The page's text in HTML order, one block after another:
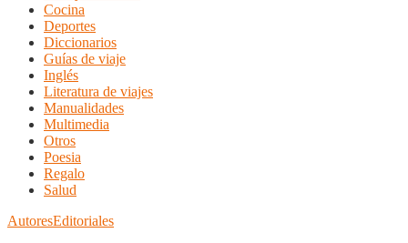
Cocina
Deportes
Diccionarios
Guías de viaje
Inglés
Literatura de viajes
Manualidades
Multimedia
Otros
Poesia
Regalo
Salud
AutoresEditoriales